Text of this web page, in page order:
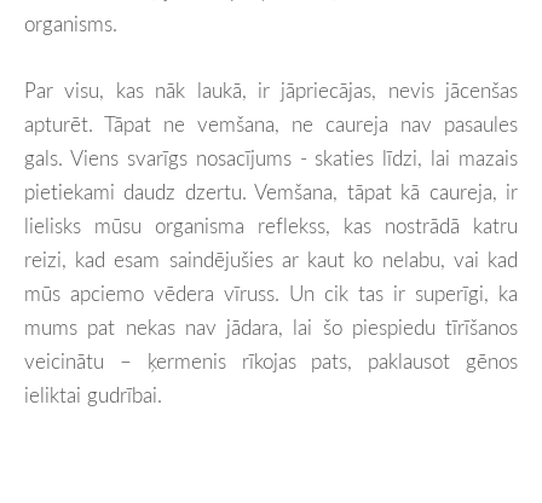
organisms.
Par visu, kas nāk laukā, ir jāpriecājas, nevis jācenšas
apturēt. Tāpat ne vemšana, ne caureja nav pasaules
gals. Viens svarīgs nosacījums - skaties līdzi, lai mazais
pietiekami daudz dzertu. Vemšana, tāpat kā caureja, ir
lielisks mūsu organisma reflekss, kas nostrādā katru
reizi, kad esam saindējušies ar kaut ko nelabu, vai kad
mūs apciemo vēdera vīruss. Un cik tas ir superīgi, ka
mums pat nekas nav jādara, lai šo piespiedu tīrīšanos
veicinātu – ķermenis rīkojas pats, paklausot gēnos
ieliktai gudrībai.